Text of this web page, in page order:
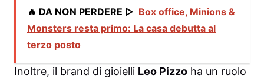
🔥 DA NON PERDERE ▷ Box office, Minions &
Monsters resta primo: La casa debutta al
terzo posto
Inoltre, il brand di gioielli Leo Pizzo ha un ruolo